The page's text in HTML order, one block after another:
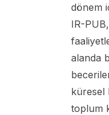
dönem
IR-
alanda
küresel
toplum